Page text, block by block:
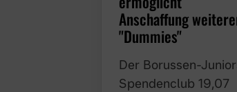
Anschaffung
"Dummies"
Der Borussen-
Spendenclub 19,07